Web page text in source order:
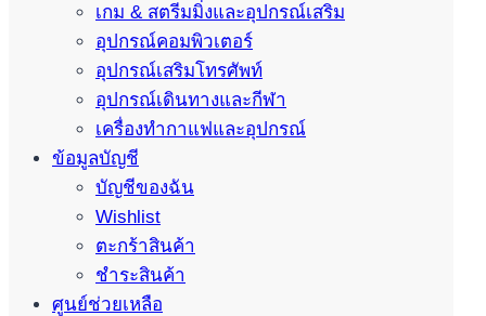
เกม & สตรีมมิ่งและอุปกรณ์เสริม
อุปกรณ์คอมพิวเตอร์
อุปกรณ์เสริมโทรศัพท์
อุปกรณ์เดินทางและกีฬา
เครื่องทำกาแฟและอุปกรณ์
ข้อมูลบัญชี
บัญชีของฉัน
Wishlist
ตะกร้าสินค้า
ชำระสินค้า
ศูนย์ช่วยเหลือ